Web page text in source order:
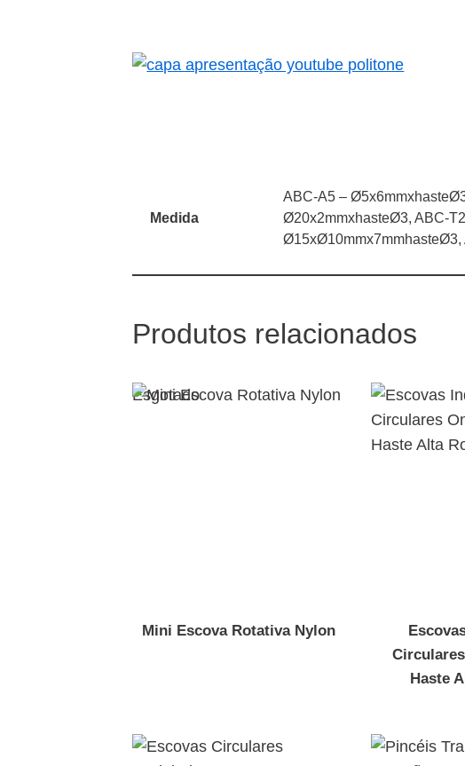
Medida
ABC-A5 –
Ø20x2mmxhasteØ3, ABC-
Produtos relacionados
Esgotado
Mini Escova Rotativa Nylon
Haste